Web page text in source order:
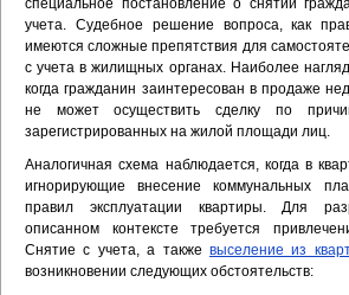
специальное постановление о снятии
учета. Судебное решение вопроса, как
имеются сложные препятствия для
с учета в жилищных органах. Наиболее
когда гражданин заинтересован в продаже
не может осуществить сделку по
зарегистрированных на жилой площади лиц.
Аналогичная схема наблюдается, когда в
игнорирующие внесение коммунальных
правил эксплуатации квартиры. Для
описанном контексте требуется
Снятие с учета, а также выселение из
возникновении следующих обстоятельств: